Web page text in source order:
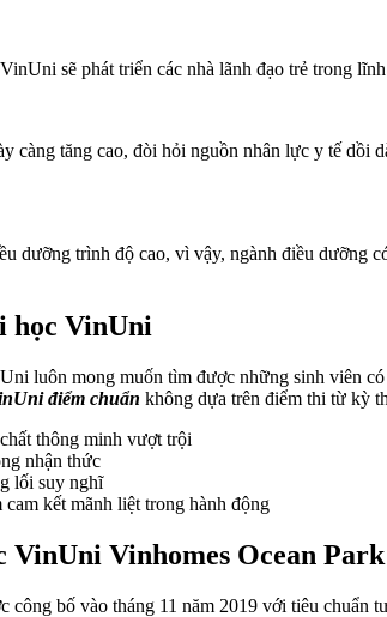
sẽ phát triển các nhà lãnh đạo trẻ trong
càng tăng cao, đòi hỏi nguồn nhân lực y tế
dưỡng trình độ cao, vì vậy, ngành điều
học VinUni
luôn mong muốn tìm được những sinh viên
điểm chuẩn không dựa trên điểm thi từ kỳ
thông minh vượt trội
nhận thức
lối suy nghĩ
kết mãnh liệt trong hành động
Vinhomes Ocean Park
công bố vào tháng 11 năm 2019 với tiêu chuẩn